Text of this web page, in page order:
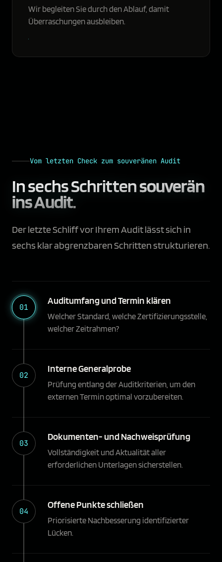
Wir begleiten Sie durch den Ablauf, damit
Überraschungen ausbleiben.
Vom letzten Check zum souveränen Audit
In sechs Schrittensouverän
ins Audit.
Der letzte Schliff vor Ihrem Audit lässt sich in
sechs klar abgrenzbaren Schritten strukturieren.
01
Auditumfang und Termin klären
Welcher Standard, welche Zertifizierungsstelle,
welcher Zeitrahmen?
02
Interne Generalprobe
Prüfung entlang der Auditkriterien, um den
externen Termin optimal vorzubereiten.
03
Dokumenten- und Nachweisprüfung
Vollständigkeit und Aktualität aller
erforderlichen Unterlagen sicherstellen.
04
Offene Punkte schließen
Priorisierte Nachbesserung identifizierter
Lücken.